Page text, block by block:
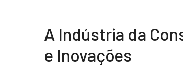
A Indústria da
e Inovações